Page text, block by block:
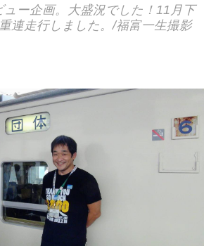
ー企画。大盛況でした！11月下
連走行しました。/福富一生撮影